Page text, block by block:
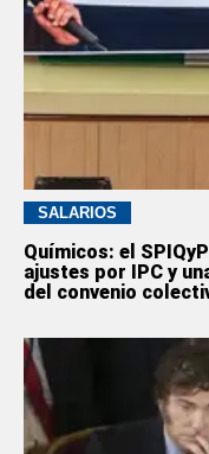
SALARIOS
Químicos: el
ajustes por IPC y
del convenio